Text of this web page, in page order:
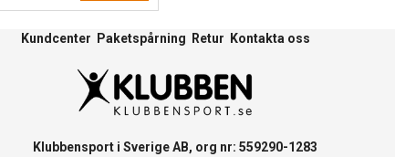
Kundcenter Paketspårning Retur Kontakta oss
Klubbensport i Sverige AB, org nr: 559290-1283